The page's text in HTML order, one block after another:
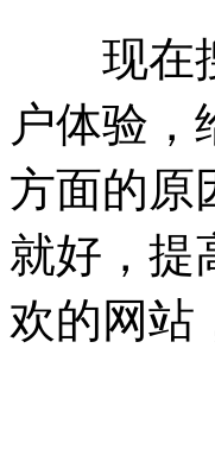
现在搜
户体验
方面的原
就好，提
欢的网站